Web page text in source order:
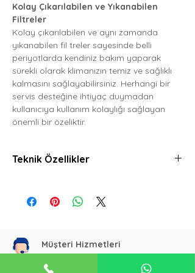
Kolay Çıkarılabilen ve Yıkanabilen
Filtreler
Kolay çıkarılabilen ve aynı zamanda
yıkanabilen fil treler sayesinde belli
periyotlarda kendiniz bakım yaparak
sürekli olarak klimanızın temiz ve sağlıklı
kalmasını sağlayabilirsiniz. Herhangi bir
servis desteğine ihtiyaç duymadan
kullanıcıya kullanım kolaylığı sağlayan
önemli bir özeliktir.
Teknik Özellikler
Adeti ve Kesiti
Güç Kaynağı
220-240 V, 1 Faz,
Müşteri Hizmetleri
+90 542 322 14 22